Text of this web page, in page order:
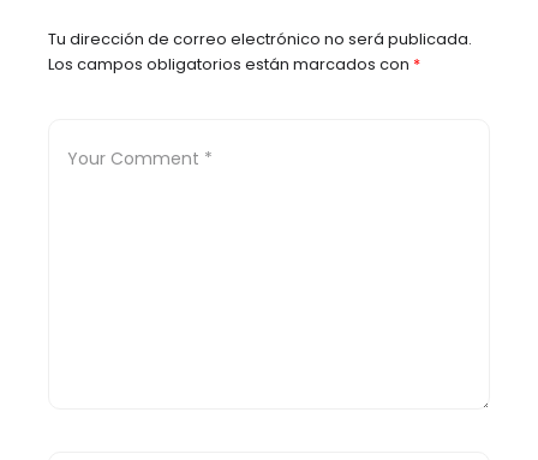
Tu dirección de correo electrónico no será publicada.
Los campos obligatorios están marcados con *